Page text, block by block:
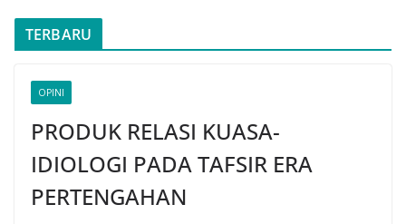
TERBARU
OPINI
PRODUK RELASI KUASA-
IDIOLOGI PADA TAFSIR ERA
PERTENGAHAN